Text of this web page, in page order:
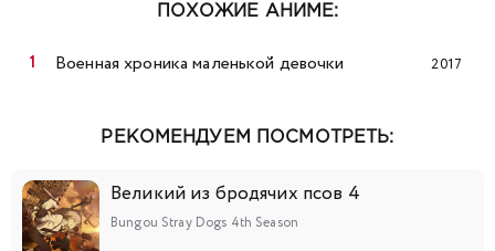
ПОХОЖИЕ АНИМЕ:
Военная хроника маленькой девочки 2017
РЕКОМЕНДУЕМ ПОСМОТРЕТЬ:
Великий из бродячих псов 4
Bungou Stray Dogs 4th Season